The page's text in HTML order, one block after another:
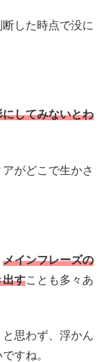
した時点で没に
してみないとわ
がどこで生かさ
メインフレーズの
出すことも多々あ
思わず、浮かん
すね。